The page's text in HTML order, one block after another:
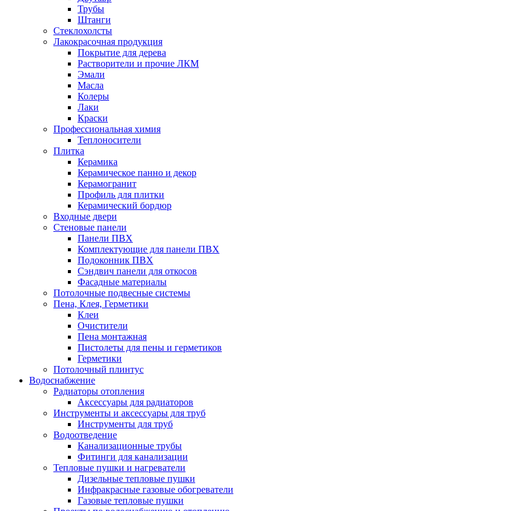
Трубы
Штанги
Стеклохолсты
Лакокрасочная продукция
Покрытие для дерева
Растворители и прочие ЛКМ
Эмали
Масла
Колеры
Лаки
Краски
Профессиональная химия
Теплоносители
Плитка
Керамика
Керамическое панно и декор
Керамогранит
Профиль для плитки
Керамический бордюр
Входные двери
Стеновые панели
Панели ПВХ
Комплектующие для панели ПВХ
Подоконник ПВХ
Сэндвич панели для откосов
Фасадные материалы
Потолочные подвесные системы
Пена, Клея, Герметики
Клеи
Очистители
Пена монтажная
Пистолеты для пены и герметиков
Герметики
Потолочный плинтус
Водоснабжение
Радиаторы отопления
Аксессуары для радиаторов
Инструменты и аксессуары для труб
Инструменты для труб
Водоотведение
Канализационные трубы
Фитинги для канализации
Тепловые пушки и нагреватели
Дизельные тепловые пушки
Инфракрасные газовые обогреватели
Газовые тепловые пушки